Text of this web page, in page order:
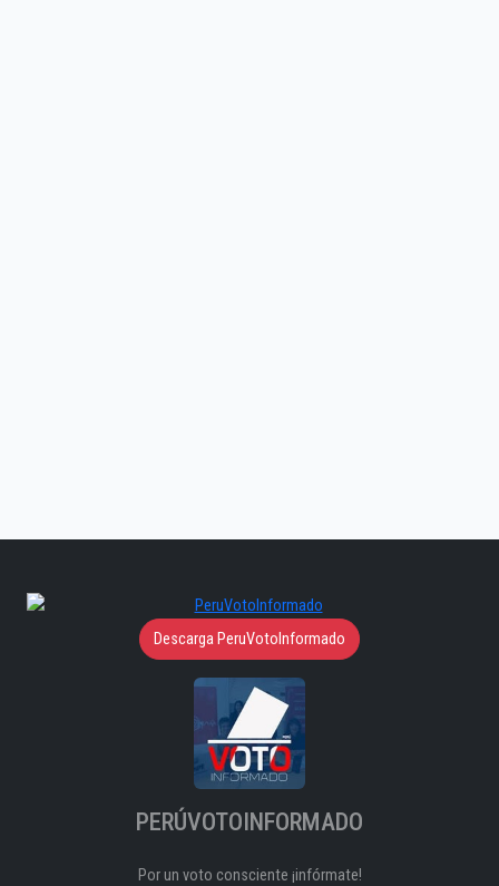
Descarga PeruVotoInformado
PERÚVOTOINFORMADO
Por un voto consciente ¡infórmate!